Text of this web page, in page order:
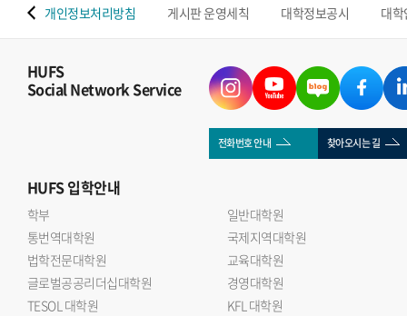
개인정보처리방침 게시판 운영세칙 대학정보공시 대
HUFS
Social Network Service
전화번호 안내 찾아오시는 길
HUFS입학안내
학부
일반대학원
통번역대학원
국제지역대학원
법학전문대학원
교육대학원
글로벌공공리더십대학원
경영대학원
TESOL 대학원
KFL 대학원